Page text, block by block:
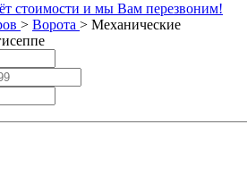
стоимости и мы Вам перезвоним!
> Ворота > Механические